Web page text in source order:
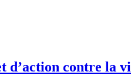
contre la